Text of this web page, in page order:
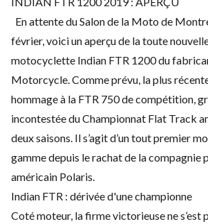
En attente du Salon de la Moto de
février, voici un aperçu de la toute
motocyclette Indian FTR 1200 du
Motorcycle. Comme prévu, la plus
hommage à la FTR 750 de compétition,
incontestée du Championnat Flat Track
deux saisons. Il s’agit d’un tout premier
gamme depuis le rachat de la compagnie
américain Polaris.
Indian FTR : dérivée d'une championne
Coté moteur, la firme victorieuse ne s’est